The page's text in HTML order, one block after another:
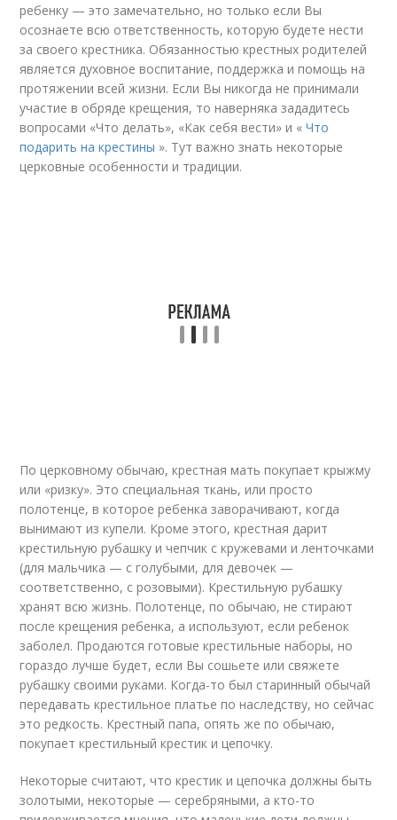
ребенку — это замечательно, но только если Вы
осознаете всю ответственность, которую будете нести
за своего крестника. Обязанностью крестных родителей
является духовное воспитание, поддержка и помощь на
протяжении всей жизни. Если Вы никогда не принимали
участие в обряде крещения, то наверняка зададитесь
вопросами «Что делать», «Как себя вести» и «Что
подарить на крестины ». Тут важно знать некоторые
церковные особенности и традиции.
По церковному обычаю, крестная мать покупает крыжму
или «ризку». Это специальная ткань, или просто
полотенце, в которое ребенка заворачивают, когда
вынимают из купели. Кроме этого, крестная дарит
крестильную рубашку и чепчик с кружевами и ленточками
(для мальчика — с голубыми, для девочек —
соответственно, с розовыми). Крестильную рубашку
хранят всю жизнь. Полотенце, по обычаю, не стирают
после крещения ребенка, а используют, если ребенок
заболел. Продаются готовые крестильные наборы, но
гораздо лучше будет, если Вы сошьете или свяжете
рубашку своими руками. Когда-то был старинный обычай
передавать крестильное платье по наследству, но сейчас
это редкость. Крестный папа, опять же по обычаю,
покупает крестильный крестик и цепочку.
Некоторые считают, что крестик и цепочка должны быть
золотыми, некоторые — серебряными, а кто-то